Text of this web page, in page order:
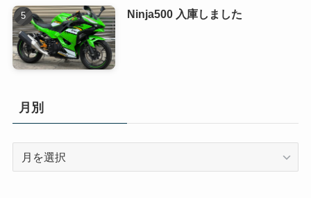
Ninja500 入庫しました
月別